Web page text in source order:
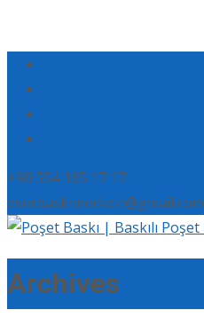
+90 554 165 17 17
eserbaskimerkezi@gmail.com
Archives